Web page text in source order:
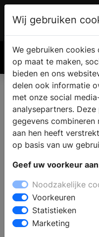
Stylist aan
Wij gebruiken
We gebruiken
op maat te maken,
bieden en ons
delen ook informatie
met onze social
analysepartners.
gegevens
aan hen heeft
op basis van uw
Geef uw voorkeur
Noodzakelijke
Voorkeuren
Statistieken
Marketing